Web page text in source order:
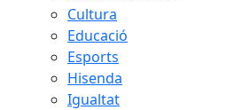
Cultura
Educació
Esports
Hisenda
Igualtat